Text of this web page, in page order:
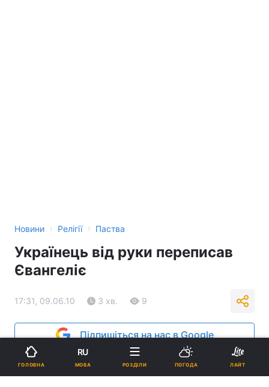
Новини › Релігії › Паства
Українець від руки переписав
Євангеліє
17:31, 09.06.10 3 хв. 9
Підпишіться на нас в Google
Реклама
ГОЛОВНА
RU
МОВА РОЗДІЛИ ПОГОДА ЛАЙТ